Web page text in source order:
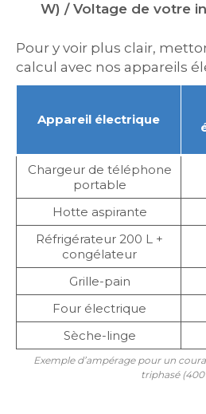
W) / Voltage de votre
Pour y voir plus clair,
calcul avec nos appareils
Appareil électrique
Chargeur de téléphone
portable
Hotte aspirante
Réfrigérateur 200 L +
congélateur
Grille-pain
Four électrique
Sèche-linge
Exemple d’ampérage pour un
triphasé (400